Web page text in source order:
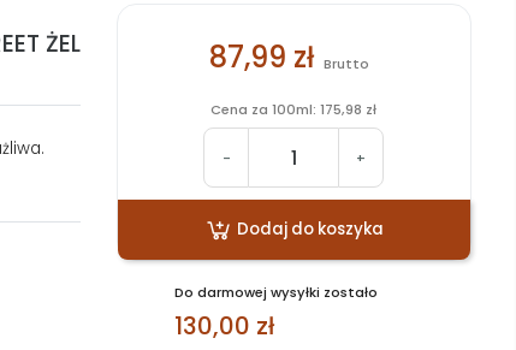
ŻEL
87,99 zł Brutto
Cena za 100ml: 175,98 zł
- +
Dodaj do koszyka
Do darmowej wysyłki zostało
130,00 zł